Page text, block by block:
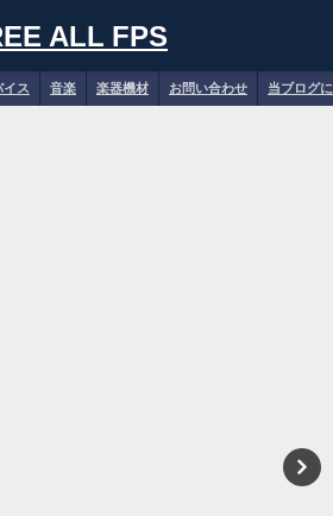
ALL FPS
イス 音楽 楽器機材 お問い合わせ 当ブログ